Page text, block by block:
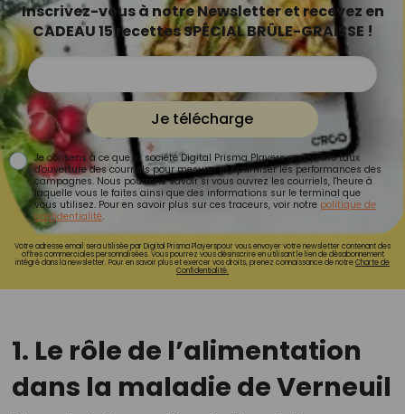
Inscrivez-vous à notre Newsletter et recevez en
CADEAU 15 recettes SPÉCIAL BRÛLE-GRAISSE !
Je télécharge
Je consens à ce que la société Digital Prisma Players analyse le taux
d'ouverture des courriels pour mesurer et optimiser les performances des
campagnes. Nous pourrons savoir si vous ouvrez les courriels, l'heure à
laquelle vous le faites ainsi que des informations sur le terminal que
vous utilisez. Pour en savoir plus sur ces traceurs, voir notre politique de
confidentialité.
Votre adresse email sera utilisée par Digital Prisma Playerspour vous envoyer votre newsletter contenant des
offres commerciales personnalisées. Vous pourrez vous désinscrire en utilisant le lien de désabonnement
intégré dans la newsletter. Pour en savoir plus et exercer vos droits, prenez connaissance de notreCharte de
Confidentialité.
1. Le rôle de l’alimentation
dans la maladie de Verneuil